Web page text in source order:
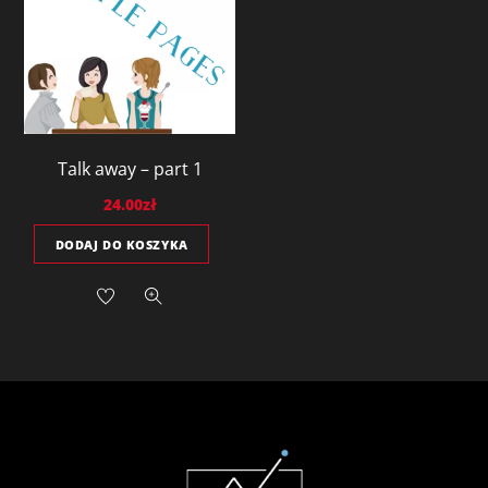
Talk away – part 1
24.00zł
DODAJ DO KOSZYKA